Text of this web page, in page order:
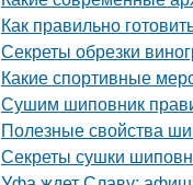
Как правильно
Секреты обрезки
Какие спортивные
Сушим шиповник
Полезные свойства
Секреты сушки